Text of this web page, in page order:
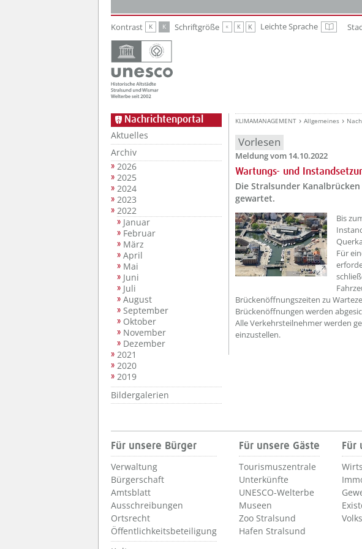
Kontrast K K Schriftgröße K K K Leichte Sprache Leichte
Nachrichtenportal
Aktuelles
Archiv
2026
2025
2024
2023
2022
Januar
Februar
März
April
Mai
Juni
Juli
August
September
Oktober
November
Dezember
2021
2020
2019
Bildergalerien
KLIMAMANAGEMENT Allgemeines
Vorlesen
Meldung vom 14.10.2022
Wartungs- und
Die Stralsunder
gewartet.
???
Bis
Für
Brückenöffnungszeiten zu
Brückenöffnungen werden
Alle Verkehrsteilnehmer werden
einzustellen.
Für unsere Bürger
Verwaltung
Bürgerschaft
Amtsblatt
Ausschreibungen
Ortsrecht
Öffentlichkeitsbeteiligung
Für unsere Gäste
Tourismuszentrale
Unterkünfte
UNESCO-Welterbe
Museen
Zoo Stralsund
Hafen Stralsund
Für